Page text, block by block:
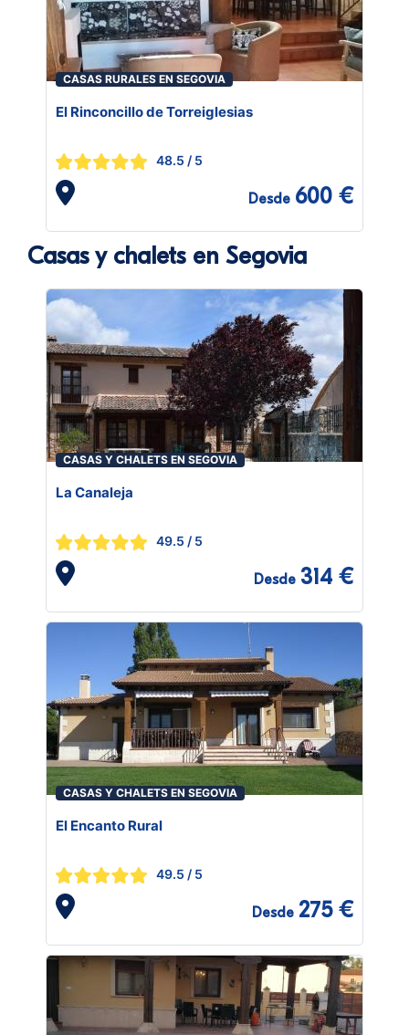
CASAS RURALES EN SEGOVIA
El Rinconcillo de Torreiglesias
48.5 / 5
Desde 600 €
Casas y chalets en Segovia
CASAS Y CHALETS EN SEGOVIA
La Canaleja
49.5 / 5
Desde 314 €
CASAS Y CHALETS EN SEGOVIA
El Encanto Rural
49.5 / 5
Desde 275 €